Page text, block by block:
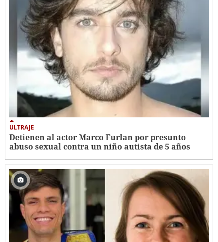
ULTRAJE
Detienen al actor Marco Furlan por presunto
abuso sexual contra un niño autista de 5 años